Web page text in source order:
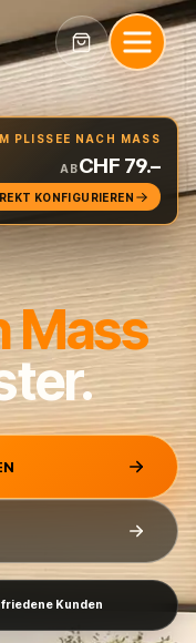
PLISSEE NACH MASS
ABCHF 79.–
KONFIGURIEREN
Mass
Kunden